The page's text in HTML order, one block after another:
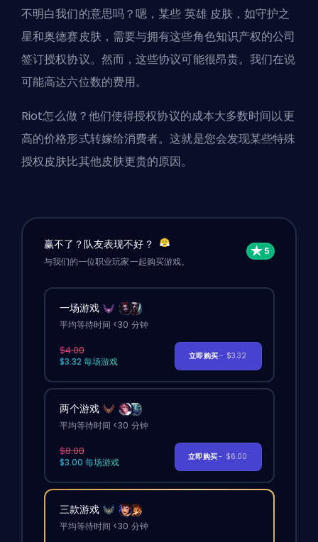
不明白我们的意思吗？嗯，某些 英雄皮肤，如守护之
星和奥德赛皮肤，需要与拥有这些角色知识产权的公司
签订授权协议。然而，这些协议可能很昂贵。我们在说
可能高达六位数的费用。
Riot怎么做？他们使得授权协议的成本大多数时间以更
高的价格形式转嫁给消费者。这就是您会发现某些特殊
授权皮肤比其他皮肤更贵的原因。
赢不了？队友表现不好？
与我们的一位职业玩家一起购买游戏。
一场游戏
平均等待时间 <30 分钟
$4.00
$3.32 每场游戏
立即购买- $3.32
两个游戏
平均等待时间 <30 分钟
$8.00
$3.00 每场游戏
立即购买- $6.00
三款游戏
平均等待时间 <30 分钟